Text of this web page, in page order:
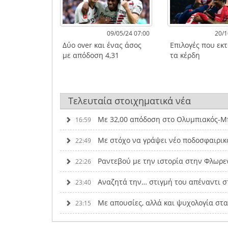
09/05/24 07:00
Δύο over και ένας άσος
με απόδοση 4,31
20/
Επιλογές που
τα κέρδη
Τελευταία στοιχηματικά νέα
16:59 Με 32,00 απόδοση στο Ολυμπιακός-
22:49 Με στόχο να γράψει νέο
22:26 Ραντεβού με την ιστορία στην
23:40 Αναζητά την… στιγμή του απέναντι
23:15 Με απουσίες, αλλά και ψυχολογία